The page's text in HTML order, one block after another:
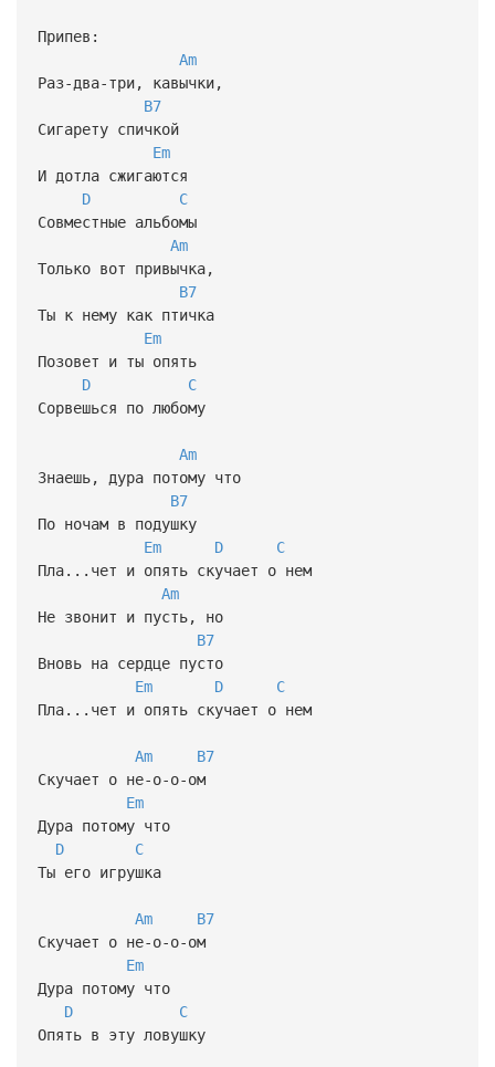
Припев:
Am
Раз-два-три, кавычки,
B7
Сигарету спичкой
Em
И дотла сжигаются
D
C
Совместные альбомы
Am
Только вот привычка,
B7
Ты к нему как птичка
Em
Позовет и ты опять
D
C
Сорвешься по любому
Am
Знаешь, дура потому что
B7
По ночам в подушку
Em
D
C
Пла...чет и опять скучает о нем
Am
Не звонит и пусть, но
B7
Вновь на сердце пусто
Em
D
C
Пла...чет и опять скучает о нем
Am
B7
Скучает о не-о-о-ом
Em
Дура потому что
D
C
Ты его игрушка
Am
B7
Скучает о не-о-о-ом
Em
Дура потому что
D
C
Опять в эту ловушку